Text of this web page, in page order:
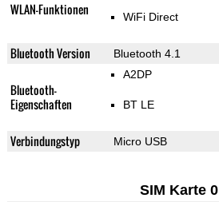
WLAN-Funktionen WiFi Direct
Bluetooth Version Bluetooth 4.1
Bluetooth-
Eigenschaften
A2DP
BT LE
Verbindungstyp Micro USB
SIM Karte 0